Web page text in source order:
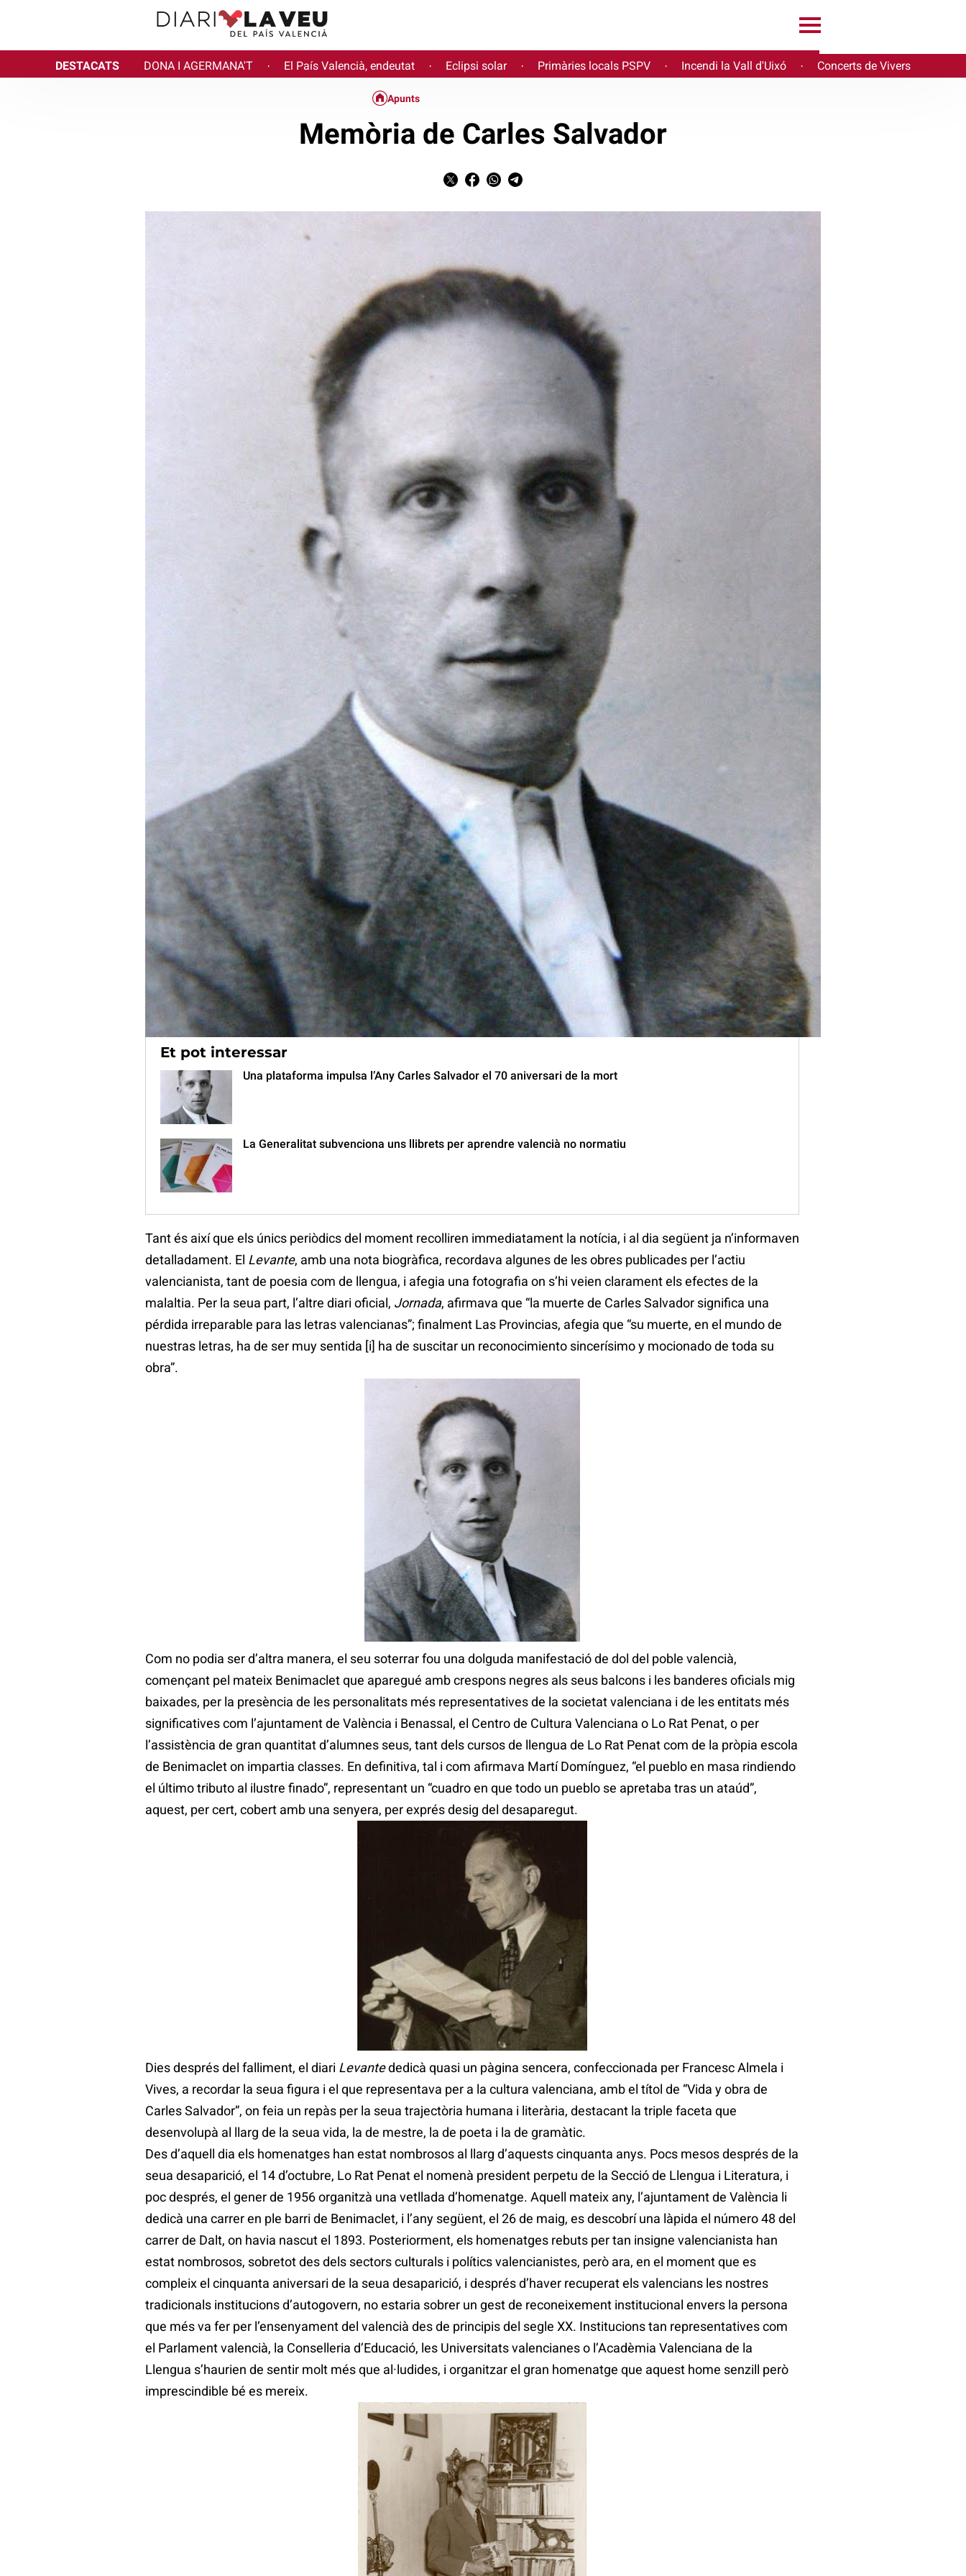
DESTACATS DONA I AGERMANA'T · El País Valencià, endeutat · Eclipsi solar · Primàries locals PSPV · Incendi la Vall d'Uixó · Concerts de Vivers
Apunts
Memòria de Carles Salvador
El dia 7 de juliol de 1955, després d’una llarga i penosa malaltia, moria a Benimaclet, on exercia de mestre, Carles
Salvador i Gimeno amb tan sols seixanta-dos anys. La notícia causà forta impressió en els ambients culturals de la
ciutat de València i de tot el País Valencià. Havia mort el mestre, aquell qui des de 1932 havia consagrat tots els
seus esforços a divulgar la normativa ortogràfica aprovada a Castelló, també coneguda amb el nom de les Normes
de 1932, conscient com era de la importància vital que representava per al valencià acabar amb l’anarquia
ortogràfica dominant entre els escriptors valencians. Gràcies a ell molts valencians havien aprés a llegir i escriure
en la llengua pròpia. Primer des dels cursos per correspondència publicats a
El Camí
entre 1932 i 1934, i
posteriorment com a fundador dels cursos de llengua i literatura de Lo Rat Penat el 1949.
Atesa la seua significació dins del món cultural valencià no ens ha d’estranyar que la seua sobtada desaparició fora
lamentada per tothom, ni que des de gairebé tots els àmbits del valencianisme s’hi llançaren missatges de condol:
havia mort la figura capdal del valencianisme del moment i un dels nacionalistes més dinàmics de la postguerra
franquista.
Et pot interessar
Una plataforma impulsa l’Any Carles Salvador el 70 aniversari de la mort
La Generalitat subvenciona uns llibrets per aprendre valencià no normatiu
Tant és així que els únics periòdics del moment recolliren immediatament la notícia, i al dia següent ja n’informaven
detalladament. El Levante, amb una nota biogràfica, recordava algunes de les obres publicades per l’actiu
valencianista, tant de poesia com de llengua, i afegia una fotografia on s’hi veien clarament els efectes de la
malaltia. Per la seua part, l’altre diari oficial, Jornada, afirmava que “la muerte de Carles Salvador significa una
pérdida irreparable para las letras valencianas”; finalment Las Provincias, afegia que “su muerte, en el mundo de
nuestras letras, ha de ser muy sentida [i] ha de suscitar un reconocimiento sincerísimo y mocionado de toda su
obra”.
Com no podia ser d’altra manera, el seu soterrar fou una dolguda manifestació de dol del poble valencià,
començant pel mateix Benimaclet que aparegué amb crespons negres als seus balcons i les banderes oficials mig
baixades, per la presència de les personalitats més representatives de la societat valenciana i de les entitats més
significatives com l’ajuntament de València i Benassal, el Centro de Cultura Valenciana o Lo Rat Penat, o per
l’assistència de gran quantitat d’alumnes seus, tant dels cursos de llengua de Lo Rat Penat com de la pròpia escola
de Benimaclet on impartia classes. En definitiva, tal i com afirmava Martí Domínguez, “el pueblo en masa rindiendo
el último tributo al ilustre finado”, representant un “cuadro en que todo un pueblo se apretaba tras un ataúd”,
aquest, per cert, cobert amb una senyera, per exprés desig del desaparegut.
Dies després del falliment, el diari Levantededicà quasi un pàgina sencera, confeccionada per Francesc Almela i
Vives, a recordar la seua figura i el que representava per a la cultura valenciana, amb el títol de “Vida y obra de
Carles Salvador”, on feia un repàs per la seua trajectòria humana i literària, destacant la triple faceta que
desenvolupà al llarg de la seua vida, la de mestre, la de poeta i la de gramàtic.
Des d’aquell dia els homenatges han estat nombrosos al llarg d’aquests cinquanta anys. Pocs mesos després de la
seua desaparició, el 14 d’octubre, Lo Rat Penat el nomenà president perpetu de la Secció de Llengua i Literatura, i
poc després, el gener de 1956 organitzà una vetllada d’homenatge. Aquell mateix any, l’ajuntament de València li
dedicà una carrer en ple barri de Benimaclet, i l’any següent, el 26 de maig, es descobrí una làpida el número 48 del
carrer de Dalt, on havia nascut el 1893. Posteriorment, els homenatges rebuts per tan insigne valencianista han
estat nombrosos, sobretot des dels sectors culturals i polítics valencianistes, però ara, en el moment que es
compleix el cinquanta aniversari de la seua desaparició, i després d’haver recuperat els valencians les nostres
tradicionals institucions d’autogovern, no estaria sobrer un gest de reconeixement institucional envers la persona
que més va fer per l’ensenyament del valencià des de principis del segle XX. Institucions tan representatives com
el Parlament valencià, la Conselleria d’Educació, les Universitats valencianes o l’Acadèmia Valenciana de la
Llengua s’haurien de sentir molt més que al·ludides, i organitzar el gran homenatge que aquest home senzill però
imprescindible bé es mereix.